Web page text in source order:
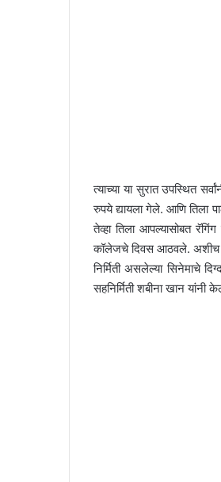
त्याच्या या सुरात उपस्थित
रुपये द्यायला गेले. आणि तिला
तेव्हा तिला आपल्यासोबत
कॉलेजचे दिवस आठवले. अशीच
निर्मिती असलेल्या सिनेमाचे
सहनिर्मिती शबीना खान यांनी